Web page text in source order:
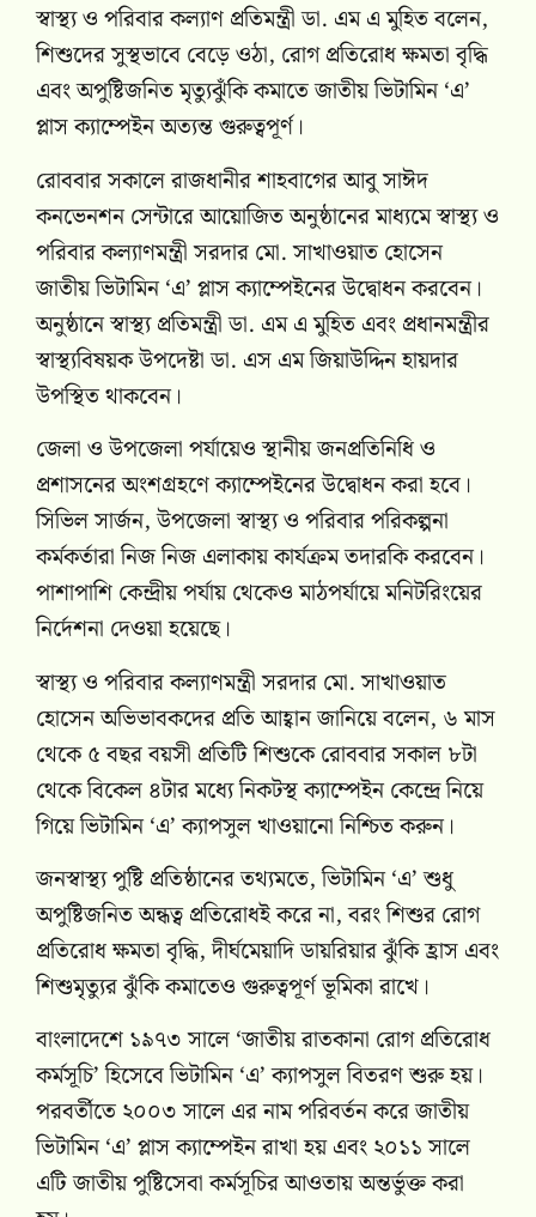
স্বাস্থ্য ও পরিবার কল্যাণ প্রতিমন্ত্রী ডা. এম এ মুহিত বলেন,
শিশুদের সুস্থভাবে বেড়ে ওঠা, রোগ প্রতিরোধ ক্ষমতা বৃদ্ধি
এবং অপুষ্টিজনিত মৃত্যুঝুঁকি কমাতে জাতীয় ভিটামিন ‘এ’
প্লাস ক্যাম্পেইন অত্যন্ত গুরুত্বপূর্ণ।
রোববার সকালে রাজধানীর শাহবাগের আবু সাঈদ
কনভেনশন সেন্টারে আয়োজিত অনুষ্ঠানের মাধ্যমে স্বাস্থ্য ও
পরিবার কল্যাণমন্ত্রী সরদার মো. সাখাওয়াত হোসেন
জাতীয় ভিটামিন ‘এ’ প্লাস ক্যাম্পেইনের উদ্বোধন করবেন।
অনুষ্ঠানে স্বাস্থ্য প্রতিমন্ত্রী ডা. এম এ মুহিত এবং প্রধানমন্ত্রীর
স্বাস্থ্যবিষয়ক উপদেষ্টা ডা. এস এম জিয়াউদ্দিন হায়দার
উপস্থিত থাকবেন।
জেলা ও উপজেলা পর্যায়েও স্থানীয় জনপ্রতিনিধি ও
প্রশাসনের অংশগ্রহণে ক্যাম্পেইনের উদ্বোধন করা হবে।
সিভিল সার্জন, উপজেলা স্বাস্থ্য ও পরিবার পরিকল্পনা
কর্মকর্তারা নিজ নিজ এলাকায় কার্যক্রম তদারকি করবেন।
পাশাপাশি কেন্দ্রীয় পর্যায় থেকেও মাঠপর্যায়ে মনিটরিংয়ের
নির্দেশনা দেওয়া হয়েছে।
স্বাস্থ্য ও পরিবার কল্যাণমন্ত্রী সরদার মো. সাখাওয়াত
হোসেন অভিভাবকদের প্রতি আহ্বান জানিয়ে বলেন, ৬ মাস
থেকে ৫ বছর বয়সী প্রতিটি শিশুকে রোববার সকাল ৮টা
থেকে বিকেল ৪টার মধ্যে নিকটস্থ ক্যাম্পেইন কেন্দ্রে নিয়ে
গিয়ে ভিটামিন ‘এ’ ক্যাপসুল খাওয়ানো নিশ্চিত করুন।
জনস্বাস্থ্য পুষ্টি প্রতিষ্ঠানের তথ্যমতে, ভিটামিন ‘এ’ শুধু
অপুষ্টিজনিত অন্ধত্ব প্রতিরোধই করে না, বরং শিশুর রোগ
প্রতিরোধ ক্ষমতা বৃদ্ধি, দীর্ঘমেয়াদি ডায়রিয়ার ঝুঁকি হ্রাস এবং
শিশুমৃত্যুর ঝুঁকি কমাতেও গুরুত্বপূর্ণ ভূমিকা রাখে।
বাংলাদেশে ১৯৭৩ সালে ‘জাতীয় রাতকানা রোগ প্রতিরোধ
কর্মসূচি’ হিসেবে ভিটামিন ‘এ’ ক্যাপসুল বিতরণ শুরু হয়।
পরবর্তীতে ২০০৩ সালে এর নাম পরিবর্তন করে জাতীয়
ভিটামিন ‘এ’ প্লাস ক্যাম্পেইন রাখা হয় এবং ২০১১ সালে
এটি জাতীয় পুষ্টিসেবা কর্মসূচির আওতায় অন্তর্ভুক্ত করা